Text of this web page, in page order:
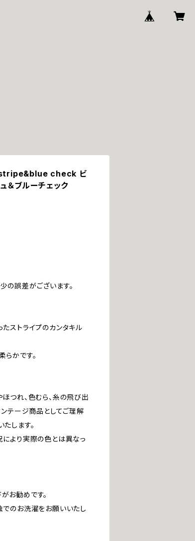
check ビ
ブルーチェック
の誤差がございます。
ストライプのカンタキル
かです。
つれ、色むら、糸の飛び出
ンテージ商品としてご理解
します。
により実際の色とは異なっ
お勧めです。
でのお洗濯をお願いいたし